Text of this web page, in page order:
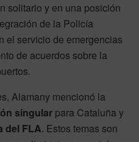
solitario y en una posición
de la Policía
el servicio de emergencias
de acuerdos sobre la
Alamany mencionó la
singular para Cataluña y
del FLA. Estos temas son